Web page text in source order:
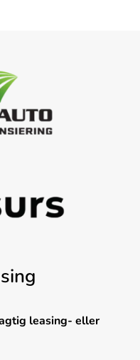
leasing- eller